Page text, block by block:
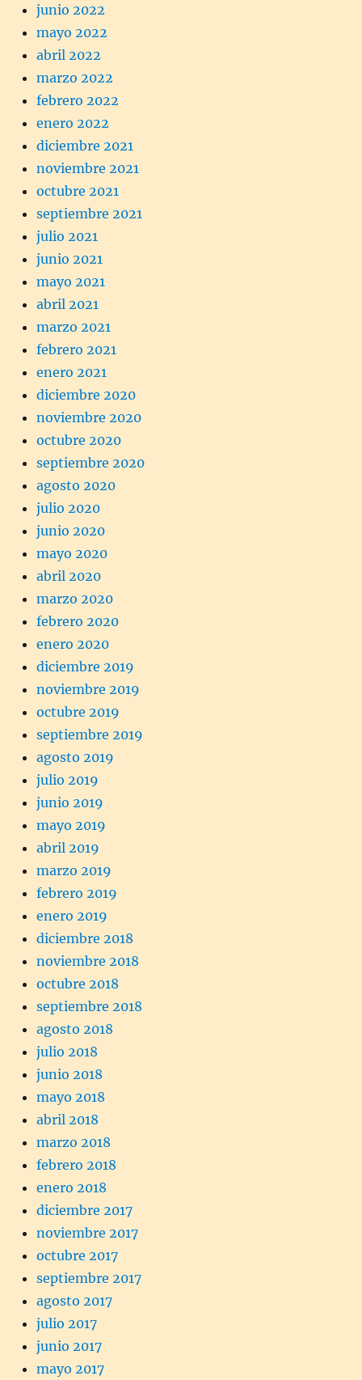
junio 2022
mayo 2022
abril 2022
marzo 2022
febrero 2022
enero 2022
diciembre 2021
noviembre 2021
octubre 2021
septiembre 2021
julio 2021
junio 2021
mayo 2021
abril 2021
marzo 2021
febrero 2021
enero 2021
diciembre 2020
noviembre 2020
octubre 2020
septiembre 2020
agosto 2020
julio 2020
junio 2020
mayo 2020
abril 2020
marzo 2020
febrero 2020
enero 2020
diciembre 2019
noviembre 2019
octubre 2019
septiembre 2019
agosto 2019
julio 2019
junio 2019
mayo 2019
abril 2019
marzo 2019
febrero 2019
enero 2019
diciembre 2018
noviembre 2018
octubre 2018
septiembre 2018
agosto 2018
julio 2018
junio 2018
mayo 2018
abril 2018
marzo 2018
febrero 2018
enero 2018
diciembre 2017
noviembre 2017
octubre 2017
septiembre 2017
agosto 2017
julio 2017
junio 2017
mayo 2017